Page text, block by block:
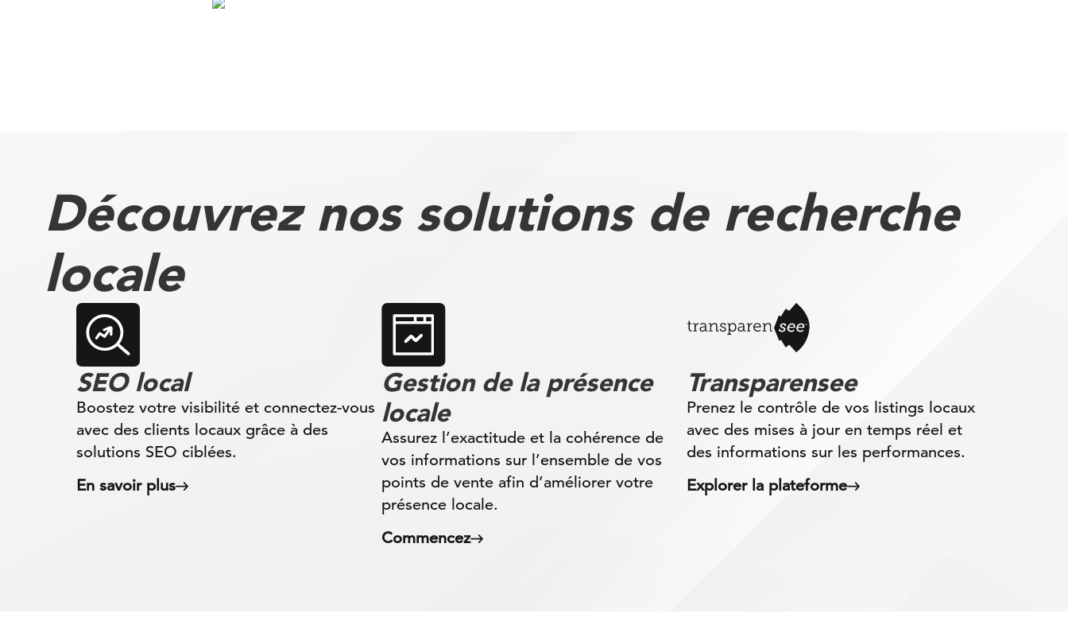
Découvrez nos solutions de recherche
locale
SEO local
Boostez votre visibilité et connectez-vous
avec des clients locaux grâce à des
solutions SEO ciblées.
En savoir plus
Gestion de la présence
locale
Assurez l’exactitude et la cohérence de
vos informations sur l’ensemble de vos
points de vente afin d’améliorer votre
présence locale.
Commencez
Transparensee
Prenez le contrôle de vos listings locaux
avec des mises à jour en temps réel et
des informations sur les performances.
Explorer la plateforme